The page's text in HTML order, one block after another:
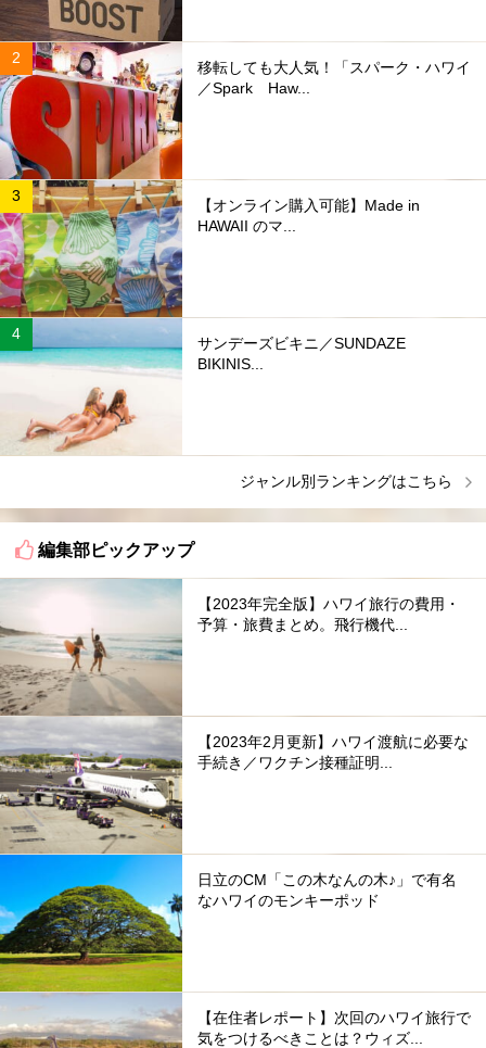
移転しても大人気！「スパーク・ハワイ
／Spark Haw...
【オンライン購入可能】Made in
HAWAII のマ...
サンデーズビキニ／SUNDAZE
BIKINIS...
ジャンル別ランキングはこちら
編集部ピックアップ
【2023年完全版】ハワイ旅行の費用・
予算・旅費まとめ。飛行機代...
【2023年2月更新】ハワイ渡航に必要な
手続き／ワクチン接種証明...
日立のCM「この木なんの木♪」で有名
なハワイのモンキーポッド
【在住者レポート】次回のハワイ旅行で
気をつけるべきことは？ウィズ...